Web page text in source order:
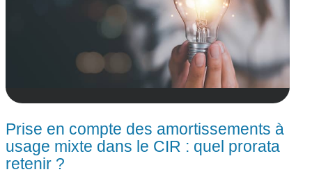
Prise en compte des amortissements à
usage mixte dans le CIR : quel prorata
retenir ?